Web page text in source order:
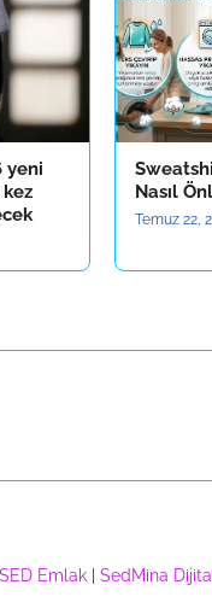
yeni
Nasıl
Temuz 22,
SED Emlak SedMina Dijital